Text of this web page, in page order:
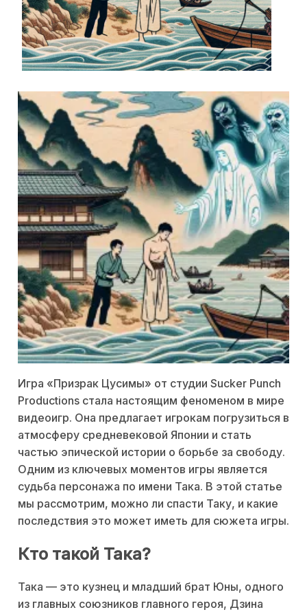
Игра «Призрак Цусимы» от студии Sucker Punch
Productions стала настоящим феноменом в мире
видеоигр. Она предлагает игрокам погрузиться в
атмосферу средневековой Японии и стать
частью эпической истории о борьбе за свободу.
Одним из ключевых моментов игры является
судьба персонажа по имени Така. В этой статье
мы рассмотрим, можно ли спасти Таку, и какие
последствия это может иметь для сюжета игры.
Кто такой Така?
Така — это кузнец и младший брат Юны, одного
из главных союзников главного героя, Дзина